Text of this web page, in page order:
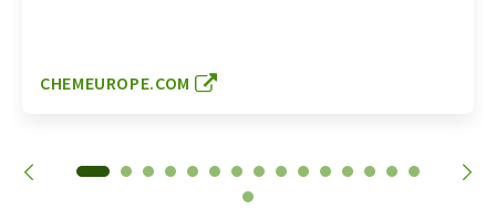
CHEMEUROPE.COM